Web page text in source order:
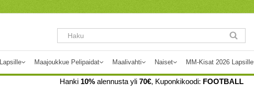
Lapsille Maajoukkue Pelipaidat Maalivahti Naiset MM-Kisat 2026 Lapsille
Hanki 10% alennusta yli 70€, Kuponkikoodi: FOOTBALL